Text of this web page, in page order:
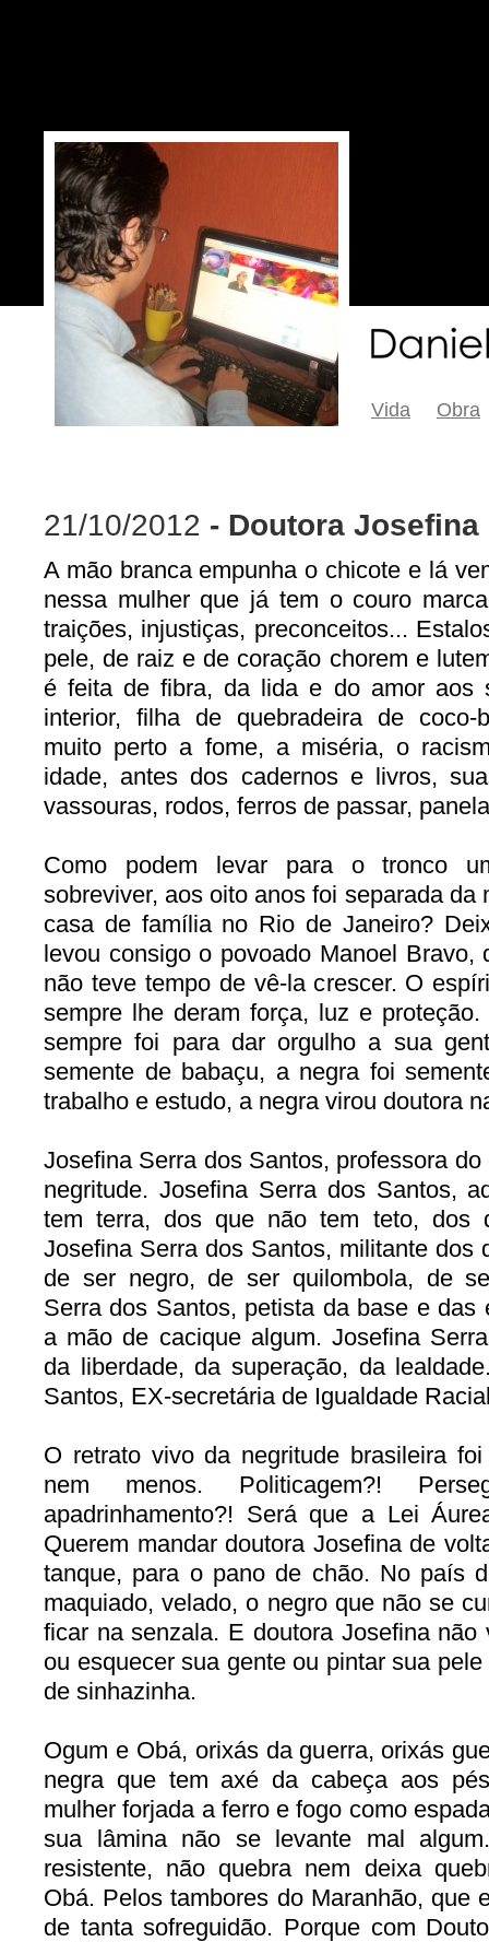
Vida Obra
21/10/2012 - Doutora
A mão branca empunha o chicote e lá
nessa mulher que já tem o couro
traições, injustiças, preconceitos...
pele, de raiz e de coração chorem e
é feita de fibra, da lida e do amor aos
interior, filha de quebradeira de coco-
muito perto a fome, a miséria, o
idade, antes dos cadernos e livros,
vassouras, rodos, ferros de passar,
Como podem levar para o tronco
sobreviver, aos oito anos foi separada da
casa de família no Rio de Janeiro?
levou consigo o povoado Manoel Bravo,
não teve tempo de vê-la crescer. O
sempre lhe deram força, luz e
sempre foi para dar orgulho a sua
semente de babaçu, a negra foi
trabalho e estudo, a negra virou doutora
Josefina Serra dos Santos, professora
negritude. Josefina Serra dos Santos,
tem terra, dos que não tem teto, dos
Josefina Serra dos Santos, militante dos
de ser negro, de ser quilombola, de
Serra dos Santos, petista da base e das
a mão de cacique algum. Josefina
da liberdade, da superação, da
Santos, EX-secretária de Igualdade
O retrato vivo da negritude brasileira
nem menos. Politicagem?!
apadrinhamento?! Será que a Lei
Querem mandar doutora Josefina de
tanque, para o pano de chão. No país
maquiado, velado, o negro que não se
ficar na senzala. E doutora Josefina não
ou esquecer sua gente ou pintar sua
de sinhazinha.
Ogum e Obá, orixás da guerra, orixás
negra que tem axé da cabeça aos
mulher forjada a ferro e fogo como
sua lâmina não se levante mal
resistente, não quebra nem deixa
Obá. Pelos tambores do Maranhão, que
de tanta sofreguidão. Porque com